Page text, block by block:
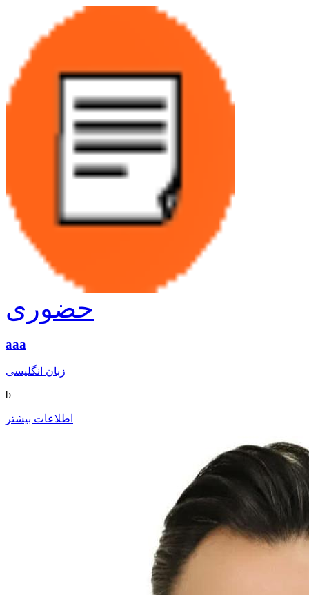
حضوری
aaa
زبان انگلیسی
b
اطلاعات بیشتر